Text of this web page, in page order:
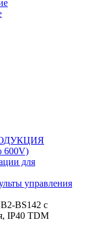
600V)
для
управления
BS142 с
IP40 TDM